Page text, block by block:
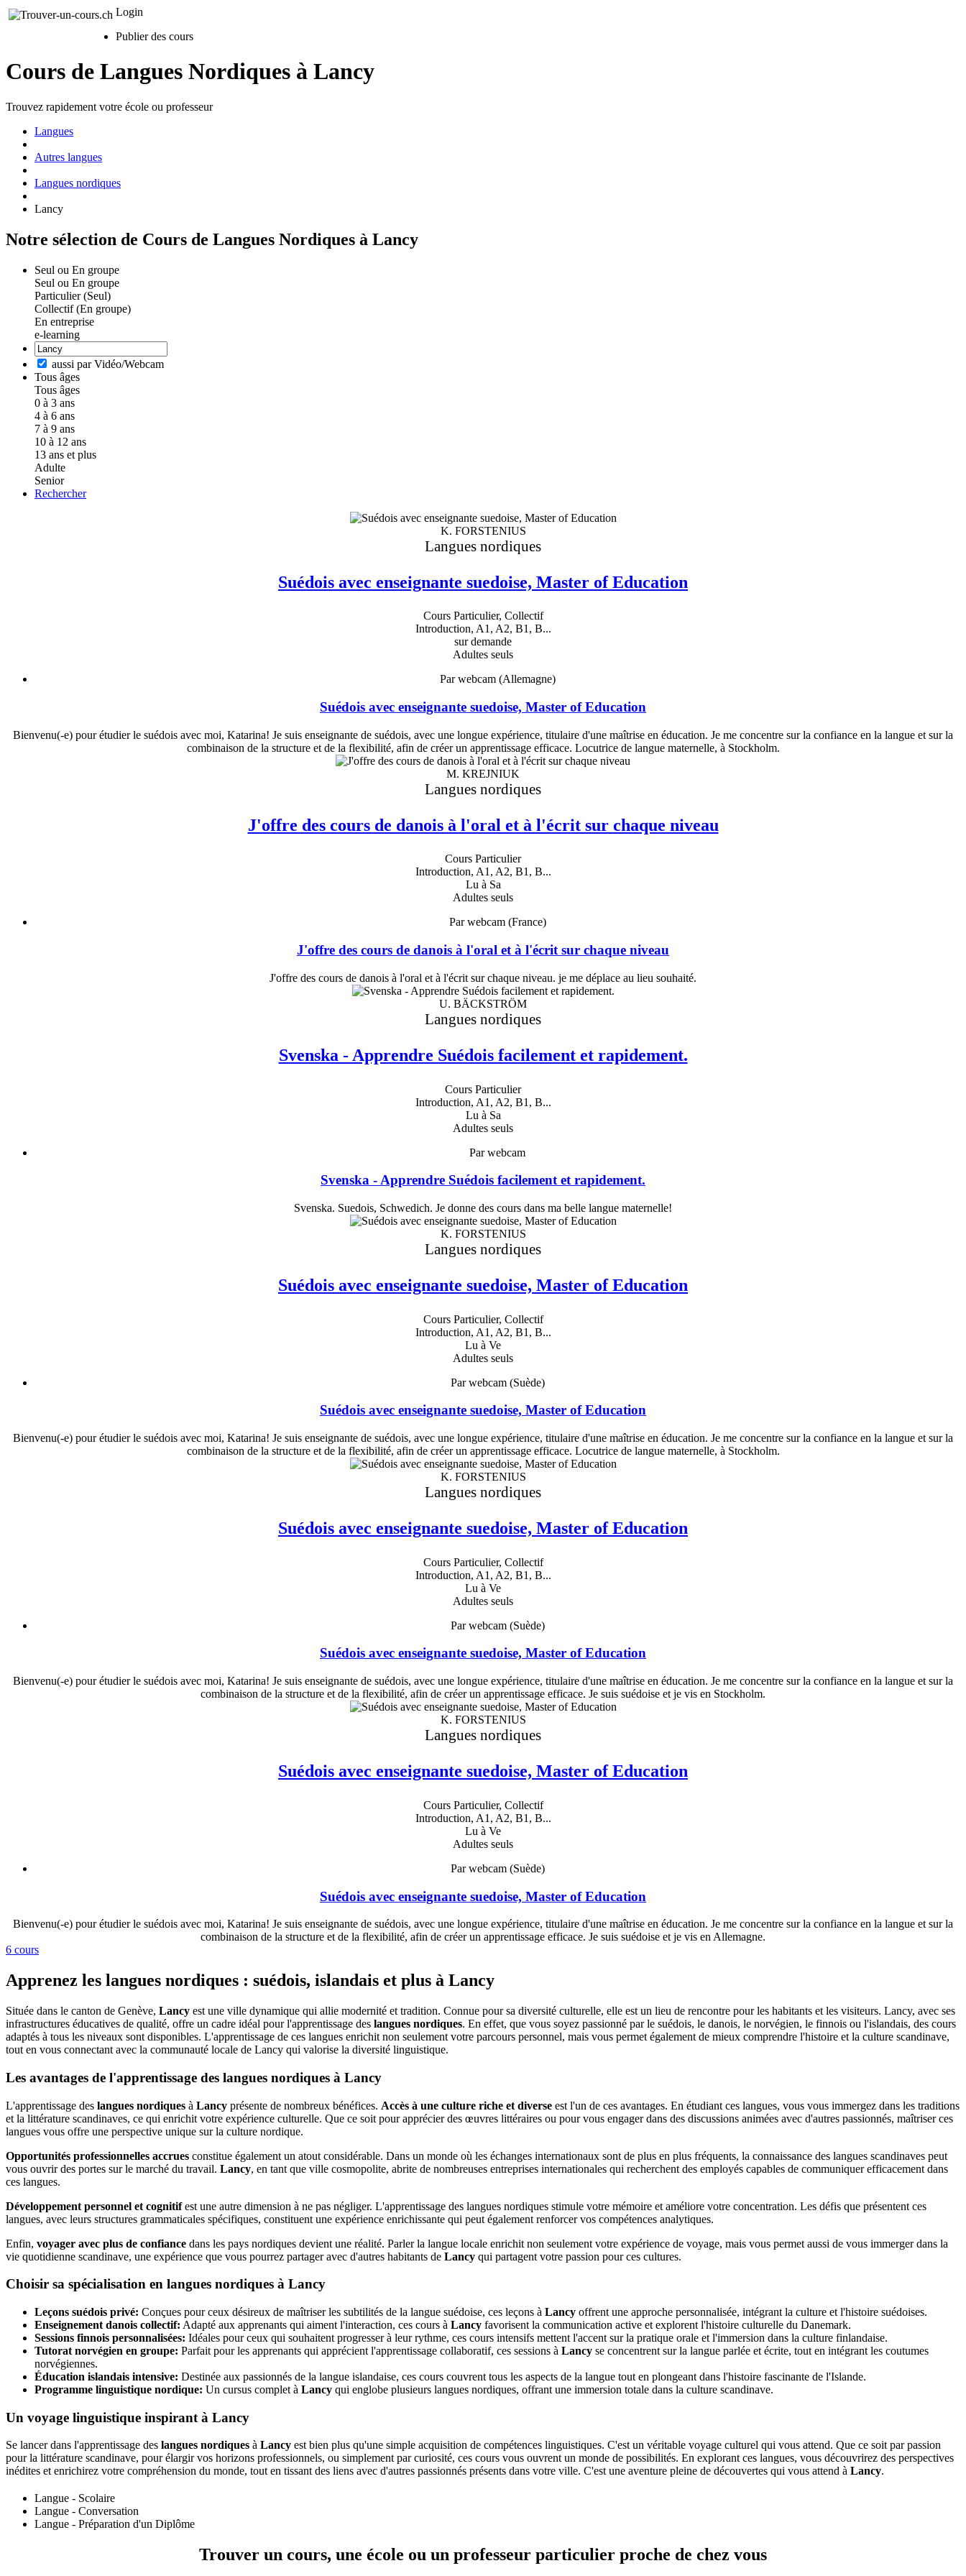
Login
Publier des cours
Cours de Langues Nordiques à Lancy
Trouvez rapidement votre école ou professeur
Langues
Autres langues
Langues nordiques
Lancy
Notre sélection de Cours de Langues Nordiques à Lancy
Seul ou En groupe
Seul ou En groupe
Particulier (Seul)
Collectif (En groupe)
En entreprise
e-learning
aussi par Vidéo/Webcam
Tous âges
Tous âges
0 à 3 ans
4 à 6 ans
7 à 9 ans
10 à 12 ans
13 ans et plus
Adulte
Senior
Rechercher
K. FORSTENIUS
Langues nordiques
Suédois avec enseignante suedoise, Master of Education
Cours Particulier, Collectif
Introduction, A1, A2, B1, B...
sur demande
Adultes seuls
Par webcam (Allemagne)
Suédois avec enseignante suedoise, Master of Education
Bienvenu(-e) pour étudier le suédois avec moi, Katarina! Je suis enseignante de suédois, avec une longue expérience, titulaire d'une maîtrise en éducation. Je me concentre sur la confiance en la langue et sur la
combinaison de la structure et de la flexibilité, afin de créer un apprentissage efficace. Locutrice de langue maternelle, à Stockholm.
M. KREJNIUK
Langues nordiques
J'offre des cours de danois à l'oral et à l'écrit sur chaque niveau
Cours Particulier
Introduction, A1, A2, B1, B...
Lu à Sa
Adultes seuls
Par webcam (France)
J'offre des cours de danois à l'oral et à l'écrit sur chaque niveau
J'offre des cours de danois à l'oral et à l'écrit sur chaque niveau. je me déplace au lieu souhaité.
U. BÄCKSTRÖM
Langues nordiques
Svenska - Apprendre Suédois facilement et rapidement.
Cours Particulier
Introduction, A1, A2, B1, B...
Lu à Sa
Adultes seuls
Par webcam
Svenska - Apprendre Suédois facilement et rapidement.
Svenska. Suedois, Schwedich. Je donne des cours dans ma belle langue maternelle!
K. FORSTENIUS
Langues nordiques
Suédois avec enseignante suedoise, Master of Education
Cours Particulier, Collectif
Introduction, A1, A2, B1, B...
Lu à Ve
Adultes seuls
Par webcam (Suède)
Suédois avec enseignante suedoise, Master of Education
Bienvenu(-e) pour étudier le suédois avec moi, Katarina! Je suis enseignante de suédois, avec une longue expérience, titulaire d'une maîtrise en éducation. Je me concentre sur la confiance en la langue et sur la
combinaison de la structure et de la flexibilité, afin de créer un apprentissage efficace. Locutrice de langue maternelle, à Stockholm.
K. FORSTENIUS
Langues nordiques
Suédois avec enseignante suedoise, Master of Education
Cours Particulier, Collectif
Introduction, A1, A2, B1, B...
Lu à Ve
Adultes seuls
Par webcam (Suède)
Suédois avec enseignante suedoise, Master of Education
Bienvenu(-e) pour étudier le suédois avec moi, Katarina! Je suis enseignante de suédois, avec une longue expérience, titulaire d'une maîtrise en éducation. Je me concentre sur la confiance en la langue et sur la
combinaison de la structure et de la flexibilité, afin de créer un apprentissage efficace. Je suis suédoise et je vis en Stockholm.
K. FORSTENIUS
Langues nordiques
Suédois avec enseignante suedoise, Master of Education
Cours Particulier, Collectif
Introduction, A1, A2, B1, B...
Lu à Ve
Adultes seuls
Par webcam (Suède)
Suédois avec enseignante suedoise, Master of Education
Bienvenu(-e) pour étudier le suédois avec moi, Katarina! Je suis enseignante de suédois, avec une longue expérience, titulaire d'une maîtrise en éducation. Je me concentre sur la confiance en la langue et sur la
combinaison de la structure et de la flexibilité, afin de créer un apprentissage efficace. Je suis suédoise et je vis en Allemagne.
6 cours
Apprenez les langues nordiques : suédois, islandais et plus à Lancy
Située dans le canton de Genève, Lancy est une ville dynamique qui allie modernité et tradition. Connue pour sa diversité culturelle, elle est un lieu de rencontre pour les habitants et les visiteurs. Lancy, avec ses
infrastructures éducatives de qualité, offre un cadre idéal pour l'apprentissage des langues nordiques. En effet, que vous soyez passionné par le suédois, le danois, le norvégien, le finnois ou l'islandais, des cours
adaptés à tous les niveaux sont disponibles. L'apprentissage de ces langues enrichit non seulement votre parcours personnel, mais vous permet également de mieux comprendre l'histoire et la culture scandinave,
tout en vous connectant avec la communauté locale de Lancy qui valorise la diversité linguistique.
Les avantages de l'apprentissage des langues nordiques à Lancy
L'apprentissage des langues nordiques à Lancy présente de nombreux bénéfices. Accès à une culture riche et diverse est l'un de ces avantages. En étudiant ces langues, vous vous immergez dans les traditions
et la littérature scandinaves, ce qui enrichit votre expérience culturelle. Que ce soit pour apprécier des œuvres littéraires ou pour vous engager dans des discussions animées avec d'autres passionnés, maîtriser ces
langues vous offre une perspective unique sur la culture nordique.
Opportunités professionnelles accrues constitue également un atout considérable. Dans un monde où les échanges internationaux sont de plus en plus fréquents, la connaissance des langues scandinaves peut
vous ouvrir des portes sur le marché du travail. Lancy, en tant que ville cosmopolite, abrite de nombreuses entreprises internationales qui recherchent des employés capables de communiquer efficacement dans
ces langues.
Développement personnel et cognitifest une autre dimension à ne pas négliger. L'apprentissage des langues nordiques stimule votre mémoire et améliore votre concentration. Les défis que présentent ces
langues, avec leurs structures grammaticales spécifiques, constituent une expérience enrichissante qui peut également renforcer vos compétences analytiques.
Enfin, voyager avec plus de confiance dans les pays nordiques devient une réalité. Parler la langue locale enrichit non seulement votre expérience de voyage, mais vous permet aussi de vous immerger dans la
vie quotidienne scandinave, une expérience que vous pourrez partager avec d'autres habitants de Lancy qui partagent votre passion pour ces cultures.
Choisir sa spécialisation en langues nordiques à Lancy
Leçons suédois privé: Conçues pour ceux désireux de maîtriser les subtilités de la langue suédoise, ces leçons à Lancy offrent une approche personnalisée, intégrant la culture et l'histoire suédoises.
Enseignement danois collectif: Adapté aux apprenants qui aiment l'interaction, ces cours à Lancy favorisent la communication active et explorent l'histoire culturelle du Danemark.
Sessions finnois personnalisées: Idéales pour ceux qui souhaitent progresser à leur rythme, ces cours intensifs mettent l'accent sur la pratique orale et l'immersion dans la culture finlandaise.
Tutorat norvégien en groupe: Parfait pour les apprenants qui apprécient l'apprentissage collaboratif, ces sessions à Lancy se concentrent sur la langue parlée et écrite, tout en intégrant les coutumes
norvégiennes.
Éducation islandais intensive: Destinée aux passionnés de la langue islandaise, ces cours couvrent tous les aspects de la langue tout en plongeant dans l'histoire fascinante de l'Islande.
Programme linguistique nordique: Un cursus complet à Lancy qui englobe plusieurs langues nordiques, offrant une immersion totale dans la culture scandinave.
Un voyage linguistique inspirant à Lancy
Se lancer dans l'apprentissage des langues nordiques à Lancy est bien plus qu'une simple acquisition de compétences linguistiques. C'est un véritable voyage culturel qui vous attend. Que ce soit par passion
pour la littérature scandinave, pour élargir vos horizons professionnels, ou simplement par curiosité, ces cours vous ouvrent un monde de possibilités. En explorant ces langues, vous découvrirez des perspectives
inédites et enrichirez votre compréhension du monde, tout en tissant des liens avec d'autres passionnés présents dans votre ville. C'est une aventure pleine de découvertes qui vous attend à Lancy.
Langue - Scolaire
Langue - Conversation
Langue - Préparation d'un Diplôme
Trouver un cours, une école ou un professeur particulier proche de chez vous